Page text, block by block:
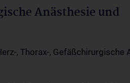
Anästhesie und
, Thorax-, Gefäßchirurgische